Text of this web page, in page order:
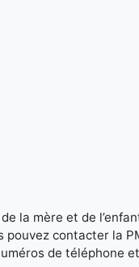
la mère et de
contacter la
de téléphone